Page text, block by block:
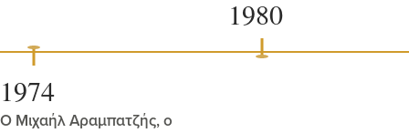
1974
Ο Μιχαήλ Αραμπατζής, ο
1980